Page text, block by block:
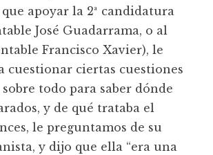
apoyar la 2ª candidatura
José Guadarrama, o al
Francisco Xavier), le
cuestionar ciertas cuestiones
todo para saber dónde
y de qué trataba el
le preguntamos de su
y dijo que ella “era una